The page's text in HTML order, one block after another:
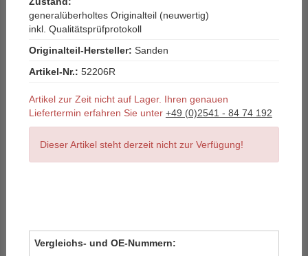
generalüberholtes Originalteil (neuwertig)
inkl. Qualitätsprüfprotokoll
Originalteil-Hersteller: Sanden
Artikel-Nr.: 52206R
Artikel zur Zeit nicht auf Lager. Ihren genauen
Liefertermin erfahren Sie unter +49 (0)2541 - 84 74 192
Dieser Artikel steht derzeit nicht zur Verfügung!
Vergleichs- und OE-Nummern: